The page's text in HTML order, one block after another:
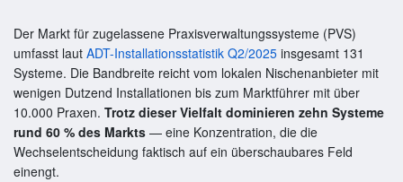
Der Markt für zugelassene Praxisverwaltungssysteme (PVS)
umfasst laut ADT-Installationsstatistik Q2/2025 insgesamt 131
Systeme. Die Bandbreite reicht vom lokalen Nischenanbieter mit
wenigen Dutzend Installationen bis zum Marktführer mit über
10.000 Praxen. Trotz dieser Vielfalt dominieren zehn Systeme
rund 60 % des Markts — eine Konzentration, die die
Wechselentscheidung faktisch auf ein überschaubares Feld
einengt.